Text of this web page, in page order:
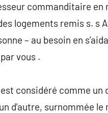
commanditaire en
logements remis s. s
– au besoin en
vous .
considéré comme un
d’autre, surnommée